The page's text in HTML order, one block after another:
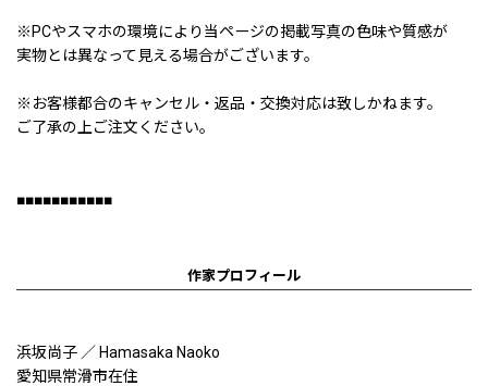
※PCやスマホの環境により当ページの掲載写真の色味や質感が
実物とは異なって見える場合がございます。
※お客様都合のキャンセル・返品・交換対応は致しかねます。
ご了承の上ご注文ください。
■■■■■■■■■■■
作家プロフィール
浜坂尚子 ／ Hamasaka Naoko
愛知県常滑市在住